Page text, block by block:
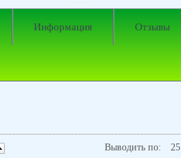
Информация Отзывы
Выводить по: 25